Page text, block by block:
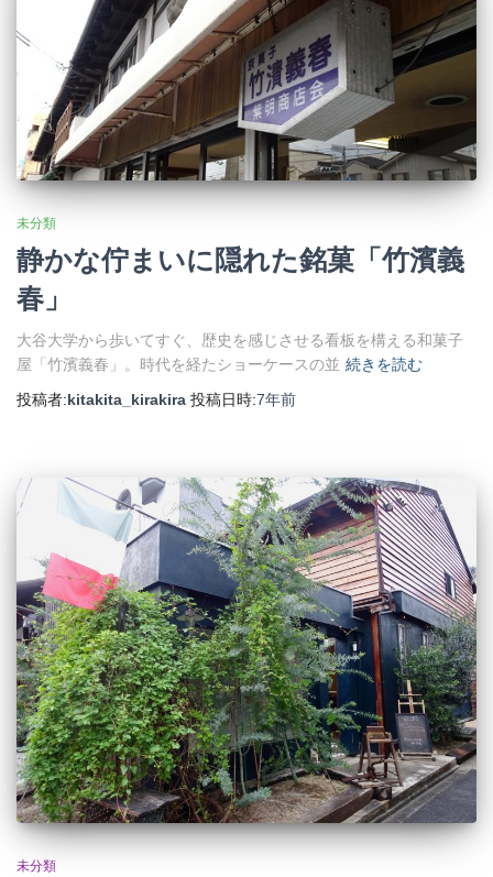
未分類
静かな佇まいに隠れた銘菓「竹濱義
春」
大谷大学から歩いてすぐ、歴史を感じさせる看板を構える和菓子
屋「竹濱義春」。時代を経たショーケースの並 続きを読む
投稿者:kitakita_kirakira 投稿日時:7年前
未分類